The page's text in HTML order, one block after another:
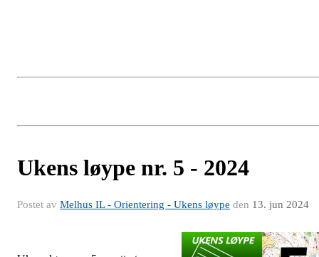
Ukens løype nr. 5 - 2024
Postet av Melhus IL - Orientering - Ukens løype den 13. jun 2024